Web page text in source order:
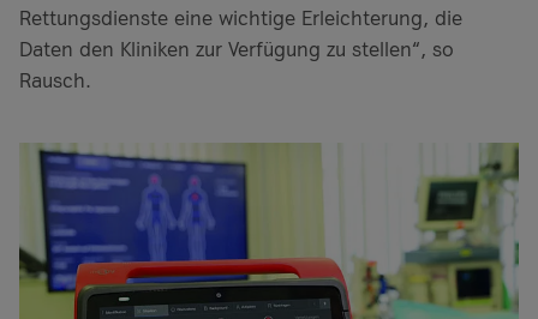
Rettungsdienste eine wichtige Erleichterung, die
Daten den Kliniken zur Verfügung zu stellen“, so
Rausch.